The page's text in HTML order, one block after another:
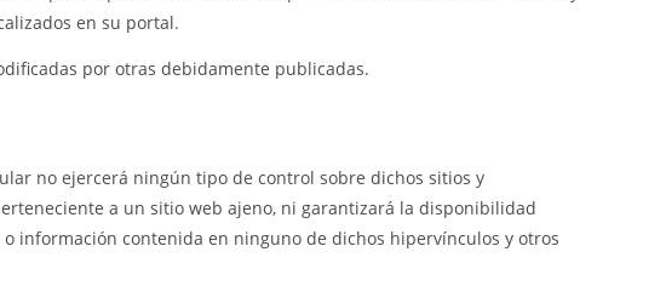
en su portal.
por otras debidamente publicadas.
no ejercerá ningún tipo de control sobre dichos sitios y
a un sitio web ajeno, ni garantizará la disponibilidad
información contenida en ninguno de dichos hipervínculos y otros